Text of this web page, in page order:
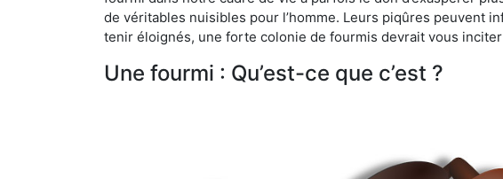
de véritables nuisibles pour l’homme. Leurs piqûres peuvent
tenir éloignés, une forte colonie de fourmis devrait vous
Une fourmi : Qu’est-ce que c’est ?